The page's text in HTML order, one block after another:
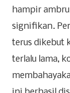
hampir
signifikan.
terus dikebut
terlalu lama,